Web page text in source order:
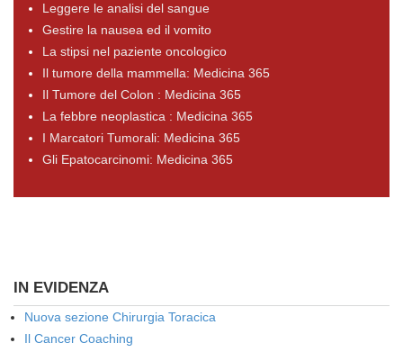
Leggere le analisi del sangue
Gestire la nausea ed il vomito
La stipsi nel paziente oncologico
Il tumore della mammella: Medicina 365
Il Tumore del Colon : Medicina 365
La febbre neoplastica : Medicina 365
I Marcatori Tumorali: Medicina 365
Gli Epatocarcinomi: Medicina 365
IN EVIDENZA
Nuova sezione Chirurgia Toracica
Il Cancer Coaching